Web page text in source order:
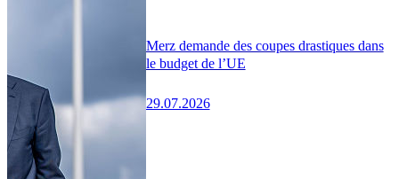
Merz demande des coupes drastiques dans
le budget de l’UE
29.07.2026